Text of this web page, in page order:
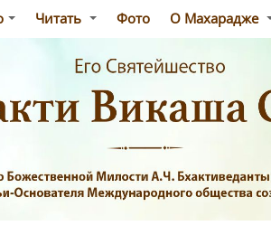
Читать Фото О Махарадже